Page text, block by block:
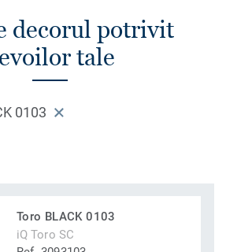
decorul potrivit
tale
0103
Toro BLACK 0103
iQ Toro SC